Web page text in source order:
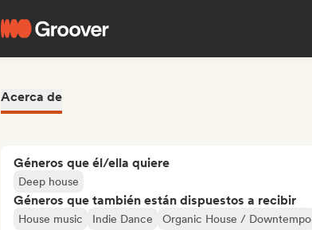
Acerca de
Géneros que él/ella quiere
Deep house
Géneros que también están dispuestos a recibir
House music Indie Dance Organic House / Downtempo